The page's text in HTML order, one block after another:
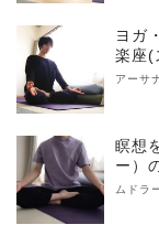
ヨガ
楽座(
アーサ
瞑想
ー）
ムドラ